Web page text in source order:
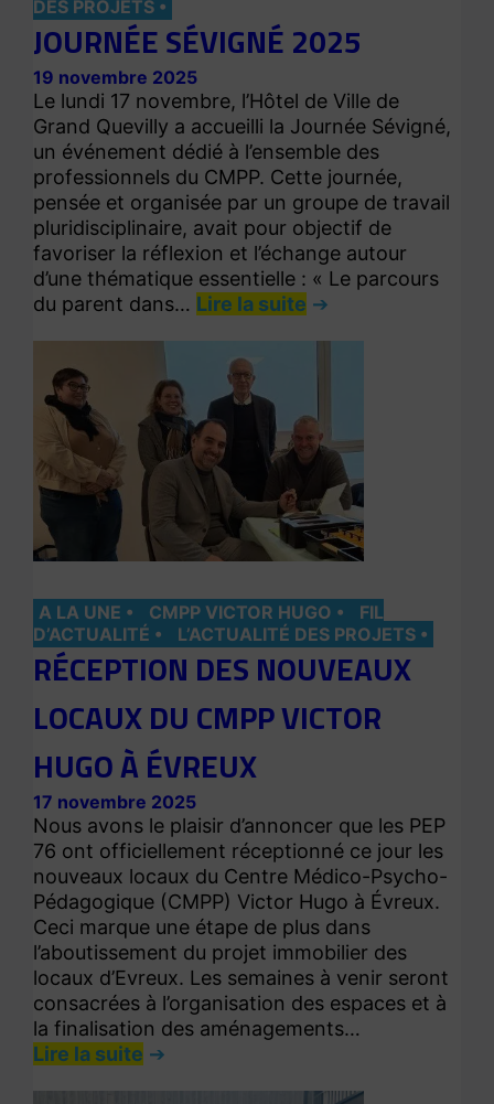
DES PROJETS
JOURNÉE SÉVIGNÉ 2025
19 novembre 2025
Le lundi 17 novembre, l’Hôtel de Ville de
Grand Quevilly a accueilli la Journée Sévigné,
un événement dédié à l’ensemble des
professionnels du CMPP. Cette journée,
pensée et organisée par un groupe de travail
pluridisciplinaire, avait pour objectif de
favoriser la réflexion et l’échange autour
d’une thématique essentielle : « Le parcours
du parent dans… Lire la suite
A LA UNE CMPP VICTOR HUGO
FIL
D’ACTUALITÉ
L’ACTUALITÉ DES PROJETS
RÉCEPTION DES NOUVEAUX
LOCAUX DU CMPP VICTOR
HUGO À ÉVREUX
17 novembre 2025
Nous avons le plaisir d’annoncer que les PEP
76 ont officiellement réceptionné ce jour les
nouveaux locaux du Centre Médico-Psycho-
Pédagogique (CMPP) Victor Hugo à Évreux.
Ceci marque une étape de plus dans
l’aboutissement du projet immobilier des
locaux d’Evreux. Les semaines à venir seront
consacrées à l’organisation des espaces et à
la finalisation des aménagements…
Lire la suite